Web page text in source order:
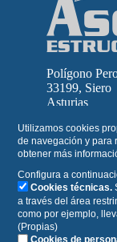
Polígono
33199, Siero
Asturias
Utilizamos cookies
de navegación y para
obtener más
Configura a
Cookies técnicas.
a través del área
como por ejemplo,
(Propias)